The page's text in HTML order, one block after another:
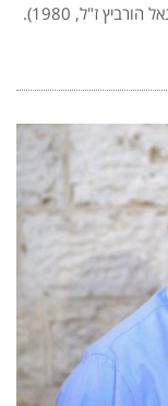
לאן אתם מובילים אותנו? "מטורפים, רדו מהגג" (יגאל הורביץ ז"ל, 1980).